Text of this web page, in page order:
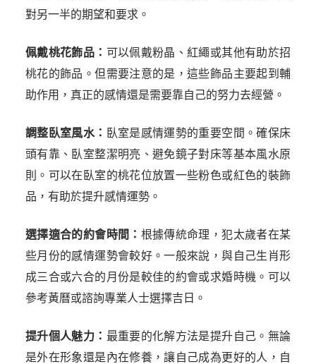
對另一半的期望和要求。
佩戴桃花飾品： 可以佩戴粉晶、紅繩或其他有助於招
桃花的飾品。但需要注意的是，這些飾品主要起到輔
助作用，真正的感情還是需要靠自己的努力去經營。
調整臥室風水： 臥室是感情運勢的重要空間。確保床
頭有靠、臥室整潔明亮、避免鏡子對床等基本風水原
則。可以在臥室的桃花位放置一些粉色或紅色的裝飾
品，有助於提升感情運勢。
選擇適合的約會時間： 根據傳統命理，犯太歲者在某
些月份的感情運勢會較好。一般來說，與自己生肖形
成三合或六合的月份是較佳的約會或求婚時機。可以
參考黃曆或諮詢專業人士選擇吉日。
提升個人魅力： 最重要的化解方法是提升自己。無論
是外在形象還是內在修養，讓自己成為更好的人，自